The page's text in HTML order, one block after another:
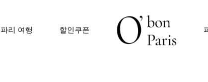
파리 여행 할인쿠폰